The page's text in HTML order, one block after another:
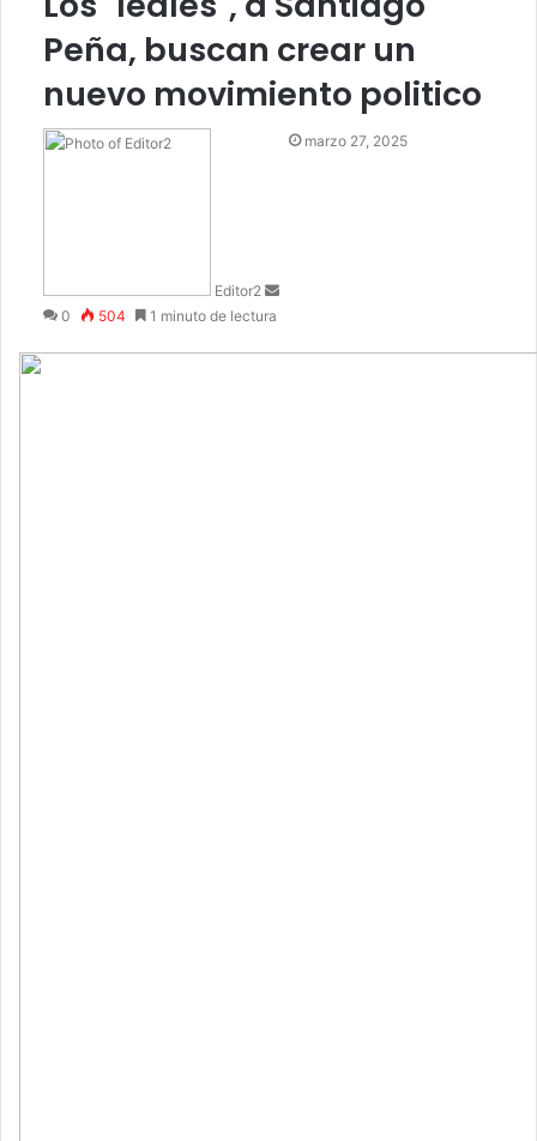
Peña, buscan crear un
nuevo movimiento politico
Editor2
Sendmarzo 27, 2025
0 504 1 minuto de lectura